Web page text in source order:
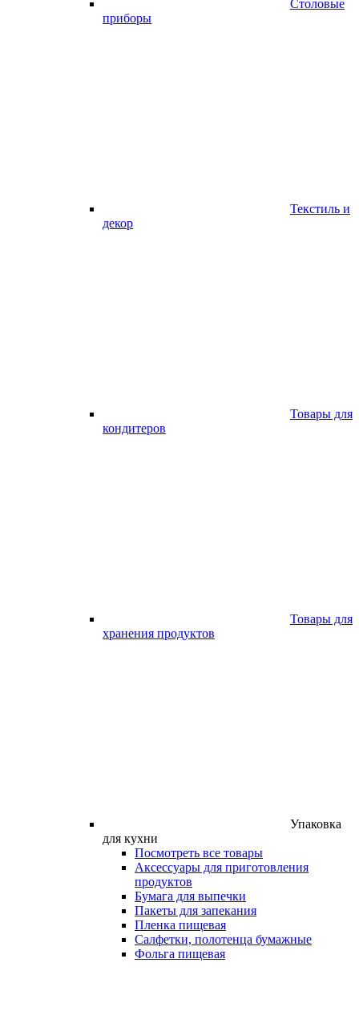
Столовые
приборы
Текстиль и
декор
Товары для
кондитеров
Товары для
хранения продуктов
Упаковка
для кухни
Посмотреть все товары
Аксессуары для приготовления
продуктов
Бумага для выпечки
Пакеты для запекания
Пленка пищевая
Салфетки, полотенца бумажные
Фольга пищевая